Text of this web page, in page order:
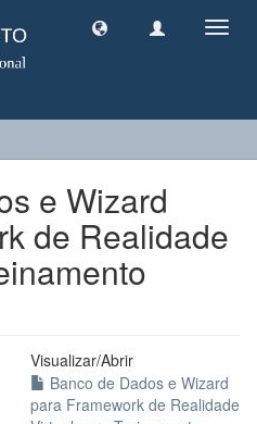
e Wizard
de Realidade
Visualizar/Abrir
Banco de Dados e Wizard
para Framework de Realidade